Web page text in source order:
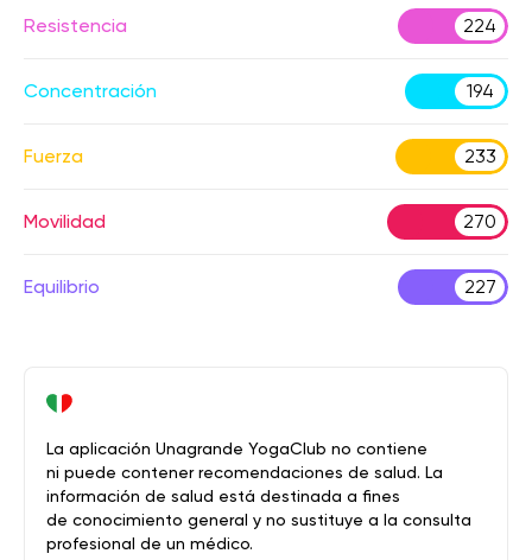
Resistencia 224
Concentración 194
Fuerza 233
Movilidad 270
Equilibrio 227
La aplicación Unagrande YogaClub no contiene
ni puede contener recomendaciones de salud. La
información de salud está destinada a fines
de conocimiento general y no sustituye a la consulta
profesional de un médico.